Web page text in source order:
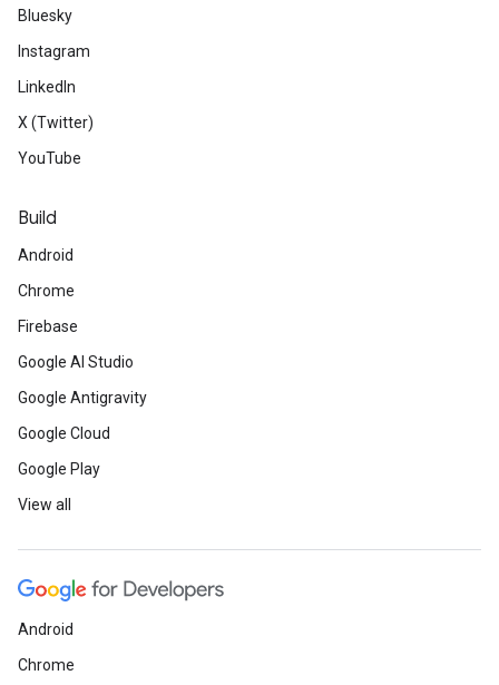
Bluesky
Instagram
LinkedIn
X (Twitter)
YouTube
Build
Android
Chrome
Firebase
Google AI Studio
Google Antigravity
Google Cloud
Google Play
View all
Android
Chrome